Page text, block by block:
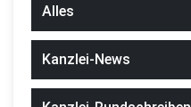
Alles
Kanzlei-News